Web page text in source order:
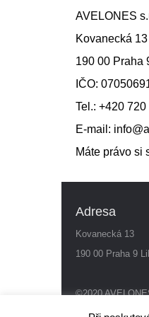
AVELONES
Kovanecká 13
190 00 Praha
IČO:
Tel.: +420
E-mail:
Máte právo si
Adresa
Kovanecká 13
190 00 Praha 9
©2020
Mapa webu|